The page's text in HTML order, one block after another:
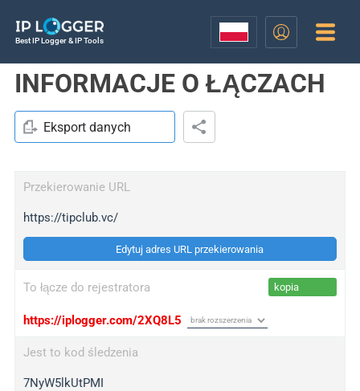
Best IP Logger & IP Tools
INFORMACJE O ŁĄCZACH
Eksport danych
Przekierowanie URL
https://tipclub.vc/
Edytuj adres URL przekierowania
To łącze do rejestratora kopia
https://iplogger.com/2XQ8L5
Jest to kod śledzenia
7NyW5lkUtPMI